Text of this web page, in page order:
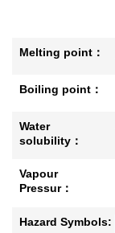
Melting point：
Boiling point：
Water
solubility：
Vapour
Pressur：
Hazard Symbols: